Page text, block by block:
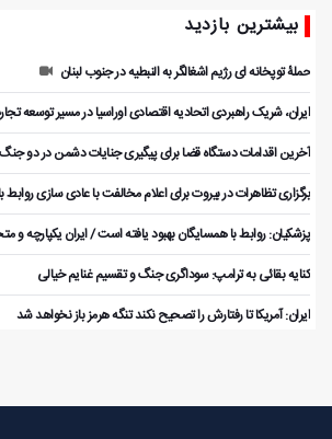
بیشترین بازدید
حملۀ توپخانه ای رژیم اشغالگر به النبطیه در جنوب لبنان
ایران، شریک راهبردی اتحادیه اقتصادی اوراسیا در مسیر توسعه
آخرین اقدامات دستگاه قضا برای پیگیری جنایات دشمن در دو جنگ
برگزاری تظاهرات در بیروت برای اعلام مخالفت با عادی سازی روابط
پزشکیان: روابط با همسایگان بهبود یافته است / ایران یکپارچه و
کنایه بقائی به ترامپ: سوداگری جنگ و تقسیم غنایم خیالی
ایران: آمریکا تا رفتارش را تصحیح نکند تنگه هرمز باز نخواهد شد